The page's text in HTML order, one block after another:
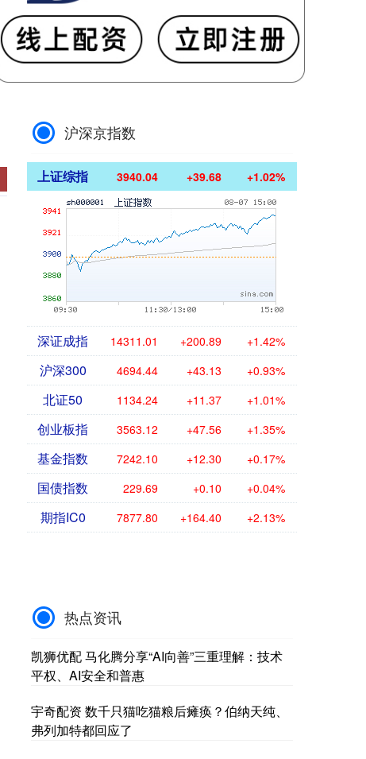
沪深京指数
上证综指 3940.04 +39.68 +1.02%
深证成指 14311.01 +200.89 +1.42%
沪深300 4694.44 +43.13 +0.93%
北证50 1134.24 +11.37 +1.01%
创业板指 3563.12 +47.56 +1.35%
基金指数 7242.10 +12.30 +0.17%
国债指数 229.69 +0.10 +0.04%
期指IC0 7877.80 +164.40 +2.13%
热点资讯
凯狮优配 马化腾分享“AI向善”三重理解：技术
平权、AI安全和普惠
宇奇配资 数千只猫吃猫粮后瘫痪？伯纳天纯、
弗列加特都回应了